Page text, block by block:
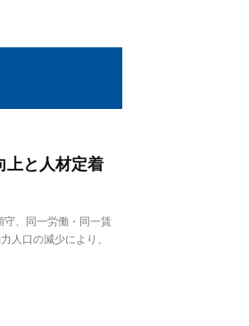
上と人材定着
、同一労働・同一賃
人口の減少により、